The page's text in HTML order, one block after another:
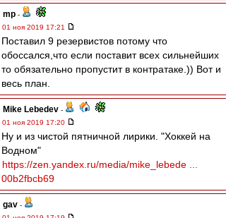
mp -
01 ноя 2019 17:21
Поставил 9 резервистов потому что
обоссался,что если поставит всех сильнейших
то обязательно пропустит в контратаке.)) Вот и
весь план.
Mike Lebedev -
01 ноя 2019 17:20
Ну и из чистой пятничной лирики. "Хоккей на
Водном"
https://zen.yandex.ru/media/mike_lebede ...
00b2fbcb69
gav -